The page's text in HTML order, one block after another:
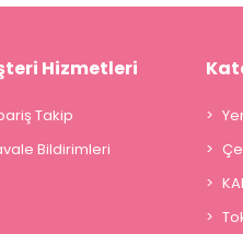
Hizmetleri
Takip
Bildirimleri